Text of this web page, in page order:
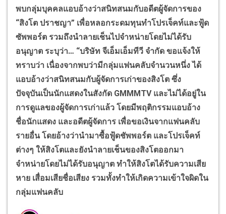
พบกลุ่มบุคคลแอบอ้างว่าสนิทสนมกับอดีตผู้จัดการของ
“สิงโต ปราชญา” เพื่อหลอกระดมทุนทำโปรเจ็คท์และฟู้ด
ซัพพอร์ต รวมถึงนำลายเช็นไปจำหน่ายโดยไม่ได้รับ
อนุญาต ระบุว่า… “บริษัท จีเอ็มเอ็มทีวี จำกัด ขอแจ้งให้
ทราบว่า เนื่องจากพบว่ามีกลุ่มแฟนคลับจำนวนหนึ่ง ได้
แอบอ้างว่าสนิทสนมกับผู้จัดการเก่าของสิงโต ซึ่ง
ปัจจุบันเป็นนักแสดงในสังกัด GMMMTV และไม่ได้อยู่ใน
การดูแลของผู้จัดการเก่าแล้ว โดยมีพฤติกรรมแอบอ้าง
ชื่อนักแสดง และอดีตผู้จัดการ เพื่อขอเงินจากแฟนคลับ
รายอื่น โดยอ้างว่านำมาซื้อฟู้ดชัพพอร์ต และโปรเจ็คท์
ต่างๆ ให้สิงโตและยังนำลายเช็นของสิงโตออกมา
จำหน่ายโดยไม่ได้รับอนุญาต ทำให้สิงโตได้รับความเสีย
หาย เสื่อมเสียชื่อเสียง รวมทั้งทำให้เกิดความเข้าใจผิดใน
กลุ่มแฟนคลับ